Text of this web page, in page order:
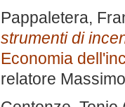
Pappaletera,
strumenti di
Economia
relatore